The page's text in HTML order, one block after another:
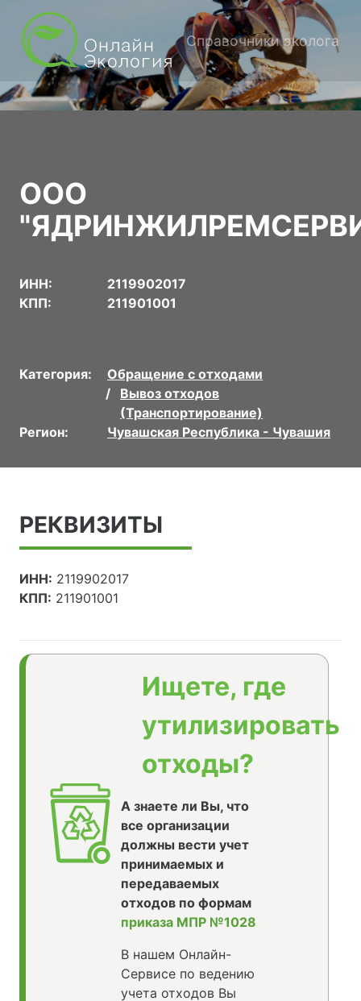
Справочники эколога
ООО
ИНН:
2119902017
КПП:
211901001
Категория:
Обращение с отходами
Вывоз отходов
(Транспортирование)
Регион:
Чувашская Республика - Чувашия
РЕКВИЗИТЫ
ИНН: 2119902017
КПП: 211901001
Ищете, где
утилизировать
отходы?
А знаете ли Вы, что
все организации
должны вести учет
принимаемых и
передаваемых
отходов по формам
приказа МПР №1028
В нашем Онлайн-
Сервисе по ведению
учета отходов Вы